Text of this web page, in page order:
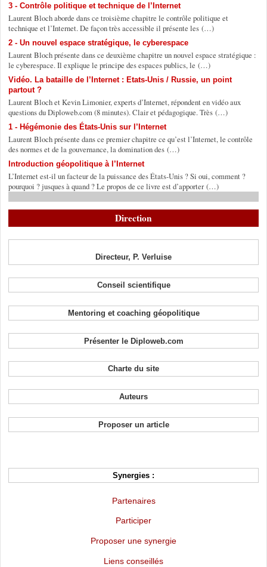
3 - Contrôle politique et technique de l’Internet
Laurent Bloch aborde dans ce troisième chapitre le contrôle politique et
technique et l’Internet. De façon très accessible il présente les (…)
2 - Un nouvel espace stratégique, le cyberespace
Laurent Bloch présente dans ce deuxième chapitre un nouvel espace stratégique :
le cyberespace. Il explique le principe des espaces publics, le (…)
Vidéo. La bataille de l’Internet : Etats-Unis / Russie, un point
partout ?
Laurent Bloch et Kevin Limonier, experts d’Internet, répondent en vidéo aux
questions du Diploweb.com (8 minutes). Clair et pédagogique. Très (…)
1 - Hégémonie des États-Unis sur l’Internet
Laurent Bloch présente dans ce premier chapitre ce qu’est l’Internet, le contrôle
des normes et de la gouvernance, la domination des (…)
Introduction géopolitique à l’Internet
L’Internet est-il un facteur de la puissance des États-Unis ? Si oui, comment ?
pourquoi ? jusques à quand ? Le propos de ce livre est d’apporter (…)
Direction
Directeur, P. Verluise
Conseil scientifique
Mentoring et coaching géopolitique
Présenter le Diploweb.com
Charte du site
Auteurs
Proposer un article
Synergies :
Partenaires
Participer
Proposer une synergie
Liens conseillés